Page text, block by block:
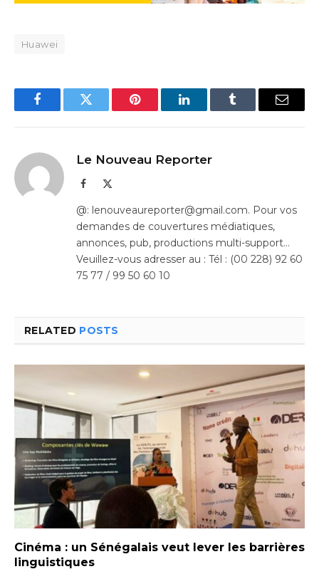
Huawei
FacebookTwitter Pinterest LinkedInTumblr Email
Le Nouveau Reporter
Facebook
@: lenouveaureporter@gmail.com. Pour vos
demandes de couvertures médiatiques,
annonces, pub, productions multi-support…
Veuillez-vous adresser au : Tél : (00 228) 92 60
75 77 / 99 50 60 10
RELATED POSTS
Cinéma : un Sénégalais veut lever les barrières
linguistiques